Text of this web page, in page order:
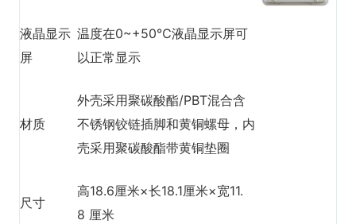
液晶显示
屏
温度在0~+50℃液晶显示屏可
以正常显示
材质
外壳采用聚碳酸酯/PBT混合含
不锈钢铰链插脚和黄铜螺母，内
壳采用聚碳酸酯带黄铜垫圈
尺寸
高18.6厘米×长18.1厘米×宽11.
8 厘米